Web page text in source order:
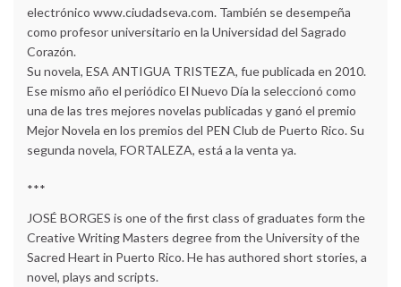
electrónico www.ciudadseva.com. También se desempeña
como profesor universitario en la Universidad del Sagrado
Corazón.
Su novela, ESA ANTIGUA TRISTEZA, fue publicada en 2010.
Ese mismo año el periódico El Nuevo Día la seleccionó como
una de las tres mejores novelas publicadas y ganó el premio
Mejor Novela en los premios del PEN Club de Puerto Rico. Su
segunda novela, FORTALEZA, está a la venta ya.
***
JOSÉ BORGES is one of the first class of graduates form the
Creative Writing Masters degree from the University of the
Sacred Heart in Puerto Rico. He has authored short stories, a
novel, plays and scripts.